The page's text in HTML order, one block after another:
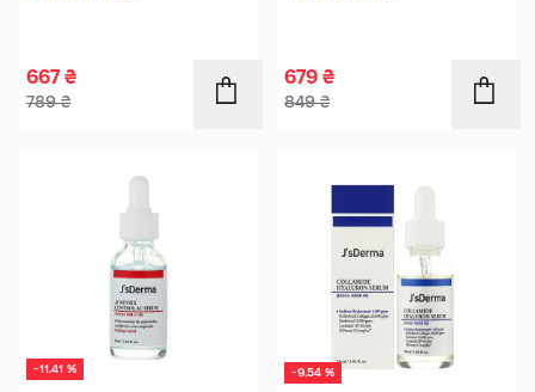
667 ₴
789₴
679 ₴
849₴
-11.41 % -9.54 %